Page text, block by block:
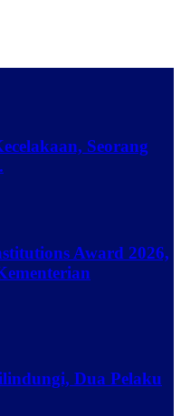
Seorang
Award 2026,
Dua Pelaku